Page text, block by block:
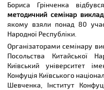
Бориса Грінченка
методичний семінар
якому взяли понад 80
Народної Республіки.
Організаторами семінару
Посольства Китайської
Київський університет
Конфуція Київського
Шевченка, Інститут